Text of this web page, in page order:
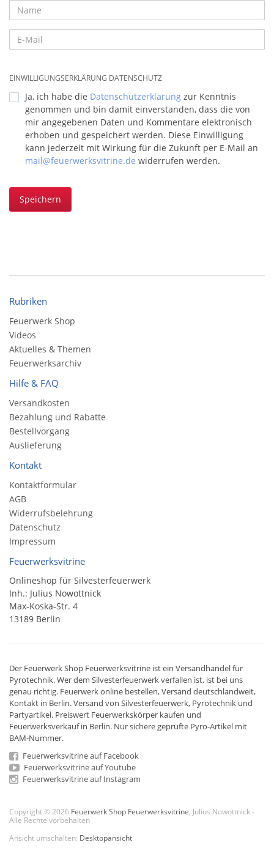
EINWILLIGUNGSERKLÄRUNG DATENSCHUTZ
Ja, ich habe die Datenschutzerklärung zur Kenntnis
genommen und bin damit einverstanden, dass die von
mir angegebenen Daten und Kommentare elektronisch
erhoben und gespeichert werden. Diese Einwilligung
kann jederzeit mit Wirkung für die Zukunft per E-Mail an
mail@feuerwerksvitrine.de widerrufen werden.
Speichern
Rubriken
Feuerwerk Shop
Videos
Aktuelles & Themen
Feuerwerksarchiv
Hilfe & FAQ
Versandkosten
Bezahlung und Rabatte
Bestellvorgang
Auslieferung
Kontakt
Kontaktformular
AGB
Widerrufsbelehrung
Datenschutz
Impressum
Feuerwerksvitrine
Onlineshop für Silvesterfeuerwerk
Inh.: Julius Nowottnick
Max-Koska-Str. 4
13189 Berlin
Der Feuerwerk Shop Feuerwerksvitrine ist ein Versandhandelfür
Pyrotechnik. Wer dem Silvesterfeuerwerk verfallen ist, ist bei uns
genau richtig. Feuerwerk online bestellen,Versand deutschlandweit,
Kontakt in Berlin. Versand von Silvesterfeuerwerk, Pyrotechnik und
Partyartikel. Preiswert Feuerwerkskörper kaufen und
Feuerwerksverkauf in Berlin. Nur sichere geprüfte Pyro-Artikel mit
BAM-Nummer.
Feuerwerksvitrine auf Facebook
Feuerwerksvitrine auf Youtube
Feuerwerksvitrine auf Instagram
Copyright © 2026 Feuerwerk Shop Feuerwerksvitrine , Julius Nowottnick -
Alle Rechte vorbehalten
Ansicht umschalten: Desktopansicht